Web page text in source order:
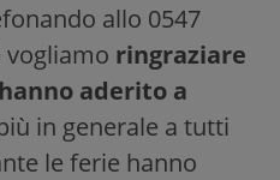
allo 0547
vogliamo ringraziare
aderito a
in generale a tutti
le ferie hanno